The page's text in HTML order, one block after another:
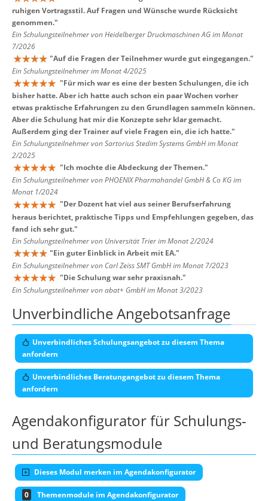
ruhigen Vortragsstil. Auf Fragen und Wünsche wurde Rücksicht
genommen."
Ein Schulungsteilnehmer von Heidelberger Druckmaschinen AG im Monat
7/2026
"Auf die Fragen der Teilnehmer wurde gut eingegangen."
Ein Schulungsteilnehmer im Monat 4/2025
"Für mich war es eine der besten Schulungen, die ich
bisher hatte. Aber ich hatte auch schon ein paar Wochen vorher
etwas praktische Erfahrungen zu den Grundlagen sammeln können.
Aber die Schulung hat mir die Konzepte sehr klar gemacht.
Außerdem ging der Trainer auf viele Fragen ein, die ich hatte."
Ein Schulungsteilnehmer von Sartorius Stedim Systems GmbH im Monat
2/2025
"Ich mochte die Abdeckung der Themen."
Ein Schulungsteilnehmer von PHOENIX Pharmahandel GmbH & Co KG im
Monat 1/2024
"Der Dozent hat viel aus seiner Berufserfahrung
heraus berichtet, praktische Tipps und Empfehlungen gegeben, das
fand ich sehr gut."
Ein Schulungsteilnehmer von Universität Trier im Monat 2/2024
"Ein guter Einblick in Arbeit mit EA."
Ein Schulungsteilnehmer von Carl Zeiss SMT GmbH im Monat 7/2023
"Die Schulung war sehr praxisnah."
Ein Schulungsteilnehmer von abat+ GmbH im Monat 3/2023
Unverbindliche Angebotsanfrage
Unverbindliches Schulungsangebot zu diesem Thema
anfordern
Unverbindliches Beratungangebot zu diesem Thema
anfordern
Agendakonfigurator für Schulungs-
und Beratungsmodule
Dieses Modul merken im Agendakonfigurator
0 Themenmodule im Agendakonfigurator